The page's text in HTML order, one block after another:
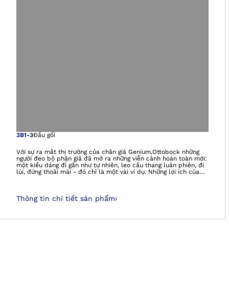
Mở hình ảnh
3B1-3Đầu gối
Với sự ra mắt thị trường của chân giả Genium,Ottobock những
người đeo bộ phận giả đã mở ra những viễn cảnh hoàn toàn mới:
một kiểu dáng đi gần như tự nhiên, leo cầu thang luân phiên, đi
lùi, đứng thoải mái - đó chỉ là một vài ví dụ. Những lợi ích của
mượt mà hơn đáng kể và còn được hỗ trợ cũng như an toàn hơn
MyModes có thể lựa chọn riêng hỗ trợ bạn với các chuỗi chuyển
Thông tin chi tiết sản phẩm›